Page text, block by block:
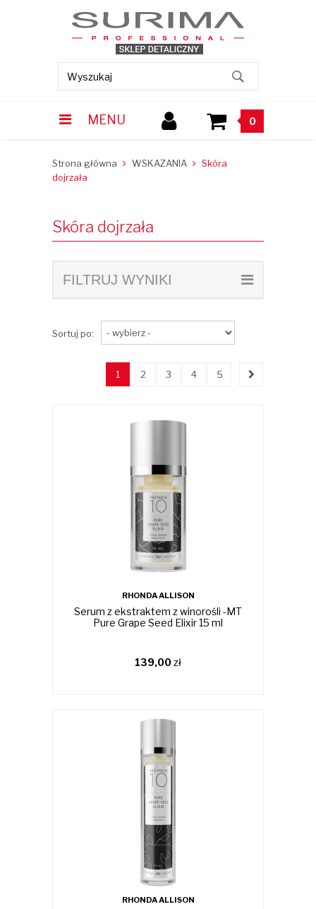
MENU 0
Strona główna WSKAZANIA
Skóra
dojrzała
Skóra dojrzała
FILTRUJ WYNIKI
Sortuj po:
1 2 3 4 5
RHONDA ALLISON
Serum z ekstraktem z winorośli -MT
Pure Grape Seed Elixir 15 ml
139,00zł
RHONDA ALLISON